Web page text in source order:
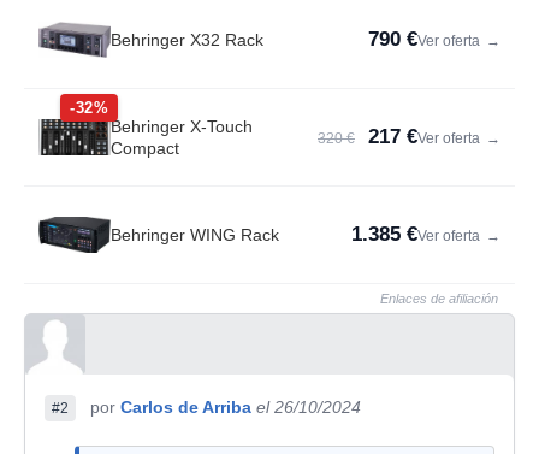
Behringer X32 Rack 790 €Ver oferta →
-32%
Behringer X-Touch
Compact
320 € 217 €Ver oferta →
Behringer WING Rack 1.385 €Ver oferta →
Enlaces de afiliación
#2 por Carlos de Arriba el 26/10/2024